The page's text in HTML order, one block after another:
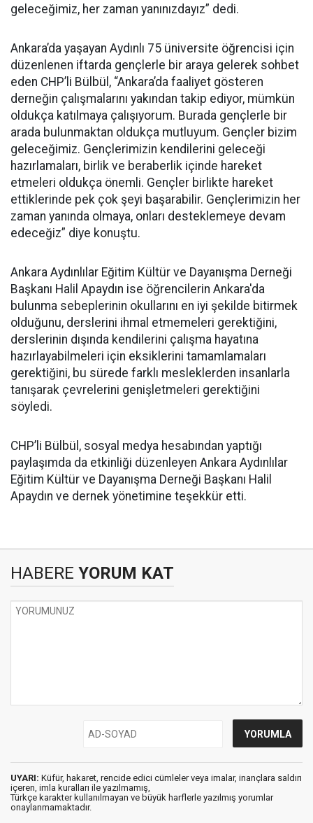
geleceğimiz, her zaman yanınızdayız” dedi.
Ankara’da yaşayan Aydınlı 75 üniversite öğrencisi için
düzenlenen iftarda gençlerle bir araya gelerek sohbet
eden CHP’li Bülbül, “Ankara’da faaliyet gösteren
derneğin çalışmalarını yakından takip ediyor, mümkün
oldukça katılmaya çalışıyorum. Burada gençlerle bir
arada bulunmaktan oldukça mutluyum. Gençler bizim
geleceğimiz. Gençlerimizin kendilerini geleceği
hazırlamaları, birlik ve beraberlik içinde hareket
etmeleri oldukça önemli. Gençler birlikte hareket
ettiklerinde pek çok şeyi başarabilir. Gençlerimizin her
zaman yanında olmaya, onları desteklemeye devam
edeceğiz” diye konuştu.
Ankara Aydınlılar Eğitim Kültür ve Dayanışma Derneği
Başkanı Halil Apaydın ise öğrencilerin Ankara'da
bulunma sebeplerinin okullarını en iyi şekilde bitirmek
olduğunu, derslerini ihmal etmemeleri gerektiğini,
derslerinin dışında kendilerini çalışma hayatına
hazırlayabilmeleri için eksiklerini tamamlamaları
gerektiğini, bu sürede farklı mesleklerden insanlarla
tanışarak çevrelerini genişletmeleri gerektiğini
söyledi.
CHP’li Bülbül, sosyal medya hesabından yaptığı
paylaşımda da etkinliği düzenleyen Ankara Aydınlılar
Eğitim Kültür ve Dayanışma Derneği Başkanı Halil
Apaydın ve dernek yönetimine teşekkür etti.
HABERE YORUM KAT
UYARI: Küfür, hakaret, rencide edici cümleler veya imalar, inançlara saldırı
içeren, imla kuralları ile yazılmamış,
Türkçe karakter kullanılmayan ve büyük harflerle yazılmış yorumlar
onaylanmamaktadır.